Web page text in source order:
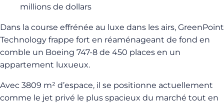
millions de dollars
Dans la course effrénée au luxe dans les airs, GreenPoint
Technology frappe fort en réaménageant de fond en
comble un Boeing 747-8 de 450 places en un
appartement luxueux.
Avec 3809 m² d’espace, il se positionne actuellement
comme le jet privé le plus spacieux du marché tout en